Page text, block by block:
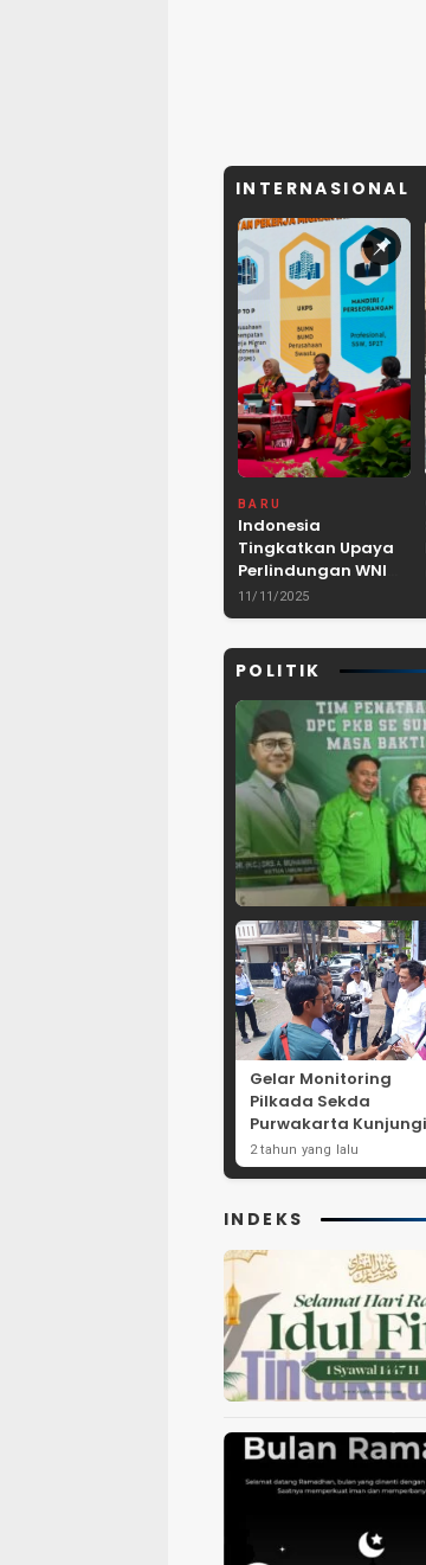
INTERNASIONAL
BARU
Indonesia
Tingkatkan Upaya
Perlindungan WNI
dan Pemberantasan
TPPO di Asia
11/11/2025
POLITIK
Gelar Monitoring
Pilkada Sekda
Purwakarta Kunjungi
Beberapa TPS Yang
Di Purwakarta
2 tahun yang lalu
INDEKS